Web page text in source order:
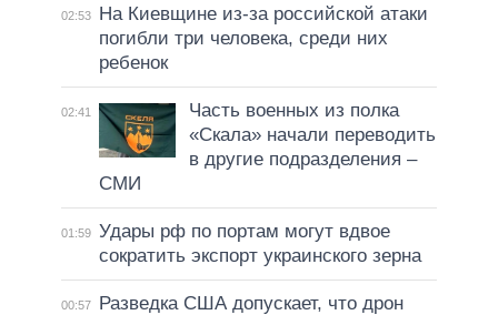
02:53
На Киевщине из-за российской атаки
погибли три человека, среди них
ребенок
02:41
Часть военных из полка
«Скала» начали переводить
в другие подразделения –
СМИ
01:59 Удары рф по портам могут вдвое
сократить экспорт украинского зерна
00:57
Разведка США допускает, что дрон